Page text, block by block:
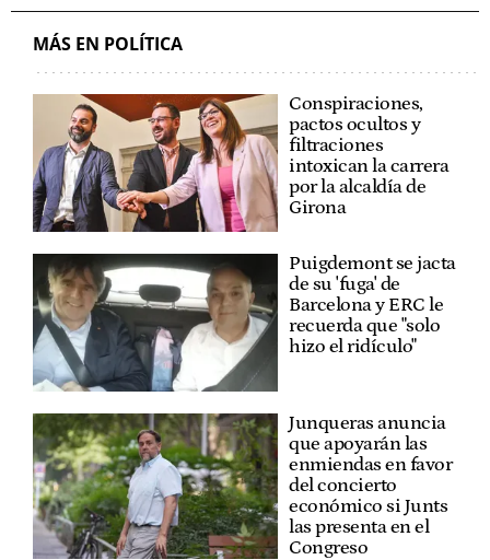
MÁS EN POLÍTICA
Conspiraciones,
pactos ocultos y
filtraciones
intoxican la carrera
por la alcaldía de
Girona
Puigdemont se jacta
de su 'fuga' de
Barcelona y ERC le
recuerda que "solo
hizo el ridículo"
Junqueras anuncia
que apoyarán las
enmiendas en favor
del concierto
económico si Junts
las presenta en el
Congreso